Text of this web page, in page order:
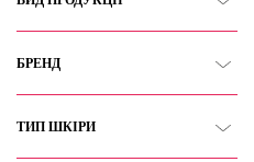
БРЕНД
ТИП ШКІРИ